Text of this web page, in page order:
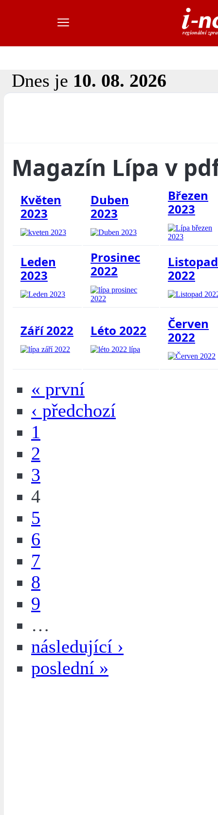
Dnes je 10. 08. 2026
Magazín Lípa v
Květen
2023
Duben
2023
Březen
2023
Leden
2023
Prosinec
2022
Listopad
2022
Září 2022 Léto 2022
Červen
2022
« první
‹ předchozí
1
2
3
4
5
6
7
8
9
…
následující ›
poslední »